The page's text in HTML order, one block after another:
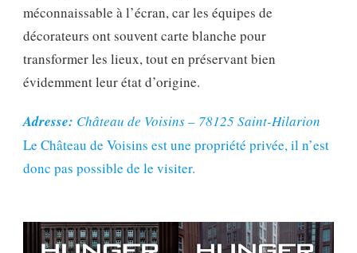
méconnaissable à l’écran, car les équipes de
décorateurs ont souvent carte blanche pour
transformer les lieux, tout en préservant bien
évidemment leur état d’origine.
Adresse: Château de Voisins – 78125 Saint-Hilarion
Le Château de Voisins est une propriété privée, il n’est
donc pas possible de le visiter.